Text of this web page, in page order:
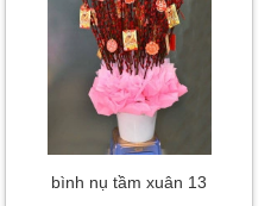
bình nụ tầm xuân 13